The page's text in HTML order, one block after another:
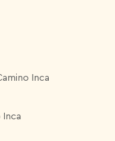
Inca
Inca